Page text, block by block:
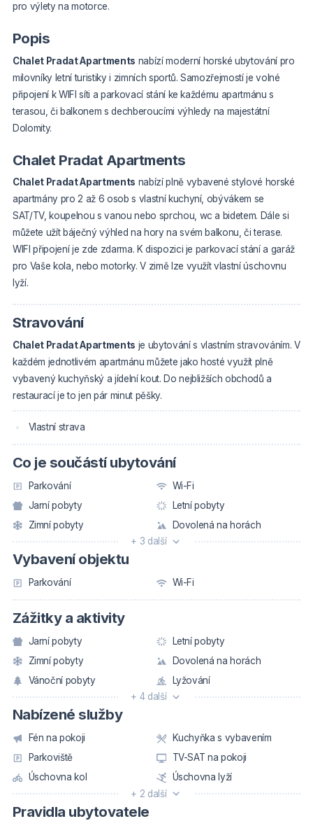
pro výlety na motorce.
Popis
Chalet Pradat Apartments nabízí moderní horské ubytování pro
milovníky letní turistiky i zimních sportů. Samozřejmostí je volné
připojení k WIFI síti a parkovací stání ke každému apartmánu s
terasou, či balkonem s dechberoucími výhledy na majestátní
Dolomity.
Chalet Pradat Apartments
Chalet Pradat Apartments nabízí plně vybavené stylové horské
apartmány pro 2 až 6 osob s vlastní kuchyní, obývákem se
SAT/TV, koupelnou s vanou nebo sprchou, wc a bidetem. Dále si
můžete užít báječný výhled na hory na svém balkonu, či terase.
WIFI připojení je zde zdarma. K dispozici je parkovací stání a garáž
pro Vaše kola, nebo motorky. V zimě lze využít vlastní úschovnu
lyží.
Stravování
Chalet Pradat Apartments je ubytování s vlastním stravováním. V
každém jednotlivém apartmánu můžete jako hosté využít plně
vybavený kuchyňský a jídelní kout. Do nejbližších obchodů a
restaurací je to jen pár minut pěšky.
Vlastní strava
Co je součástí ubytování
Parkování
Wi-Fi
Jarní pobyty
Letní pobyty
Zimní pobyty
Dovolená na horách
+ 3 další
Vybavení objektu
Parkování Wi-Fi
Zážitky a aktivity
Jarní pobyty
Letní pobyty
Zimní pobyty
Dovolená na horách
Vánoční pobyty
Lyžování
+ 4 další
Nabízené služby
Fén na pokoji
Kuchyňka s vybavením
Parkoviště
TV-SAT na pokoji
Úschovna kol
Úschovna lyží
+ 2 další
Pravidla ubytovatele